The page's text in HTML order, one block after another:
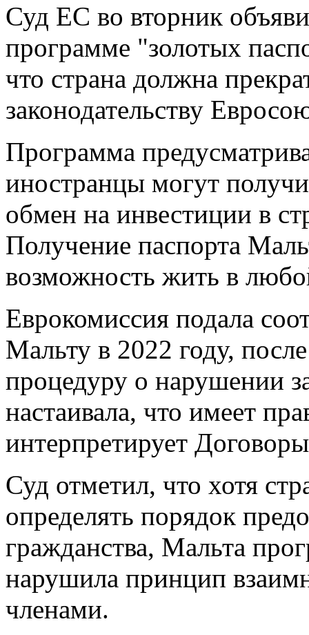
Суд ЕС во вторник
программе "золотых
что страна должна
законодательству
Программа
иностранцы могут
обмен на инвестиции в
Получение паспорта
возможность жить в
Еврокомиссия подала
Мальту в 2022 году,
процедуру о нарушении
настаивала, что имеет
интерпретирует
Суд отметил, что хотя
определять порядок
гражданства, Мальта
нарушила принцип
членами.